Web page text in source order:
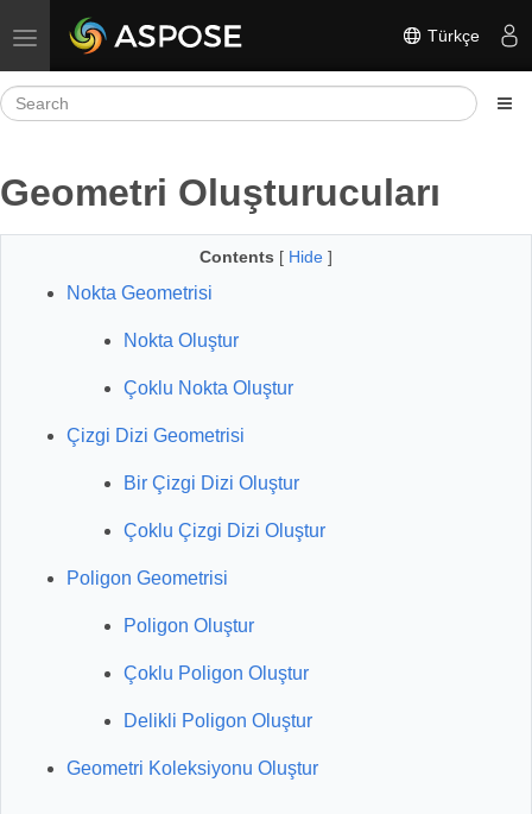
Toggle navigation Türkçe
Geometri Oluşturucuları
Contents [ Hide ]
Nokta Geometrisi
Nokta Oluştur
Çoklu Nokta Oluştur
Çizgi Dizi Geometrisi
Bir Çizgi Dizi Oluştur
Çoklu Çizgi Dizi Oluştur
Poligon Geometrisi
Poligon Oluştur
Çoklu Poligon Oluştur
Delikli Poligon Oluştur
Geometri Koleksiyonu Oluştur